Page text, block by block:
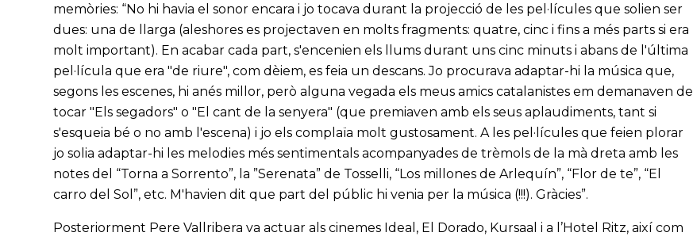
memòries: “No hi havia el sonor encara i jo tocava durant la projecció de les pel·lícules que solien ser
dues: una de llarga (aleshores es projectaven en molts fragments: quatre, cinc i fins a més parts si era
molt important). En acabar cada part, s'encenien els llums durant uns cinc minuts i abans de l'última
pel·lícula que era "de riure", com dèiem, es feia un descans. Jo procurava adaptar-hi la música que,
segons les escenes, hi anés millor, però alguna vegada els meus amics catalanistes em demanaven de
tocar "Els segadors" o "El cant de la senyera" (que premiaven amb els seus aplaudiments, tant si
s'esqueia bé o no amb l'escena) i jo els complaïa molt gustosament. A les pel·lícules que feien plorar
jo solia adaptar-hi les melodies més sentimentals acompanyades de trèmols de la mà dreta amb les
notes del “Torna a Sorrento”, la ”Serenata” de Tosselli, “Los millones de Arlequín”, “Flor de te”, “El
carro del Sol”, etc. M'havien dit que part del públic hi venia per la música (!!!). Gràcies”.
Posteriorment Pere Vallribera va actuar als cinemes Ideal, El Dorado, Kursaal i a l’Hotel Ritz, així com